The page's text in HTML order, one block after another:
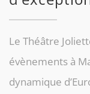
Le Théâtre
évènements à
dynamique